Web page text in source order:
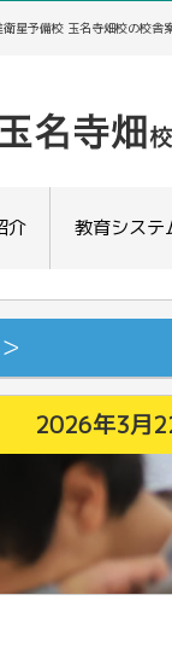
星予備校 玉名寺畑校の校
介 教育システ
2026年3月